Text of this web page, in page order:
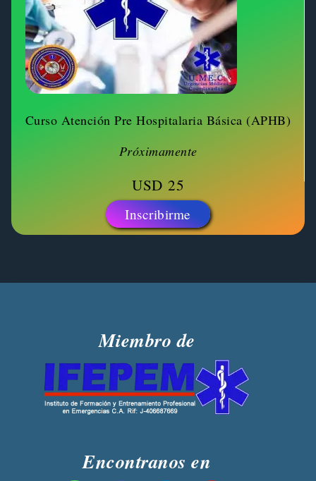
Curso Atención Pre Hospitalaria Básica (APHB)
Próximamente
USD 25
Inscribirme
Miembro de
Encontranos en